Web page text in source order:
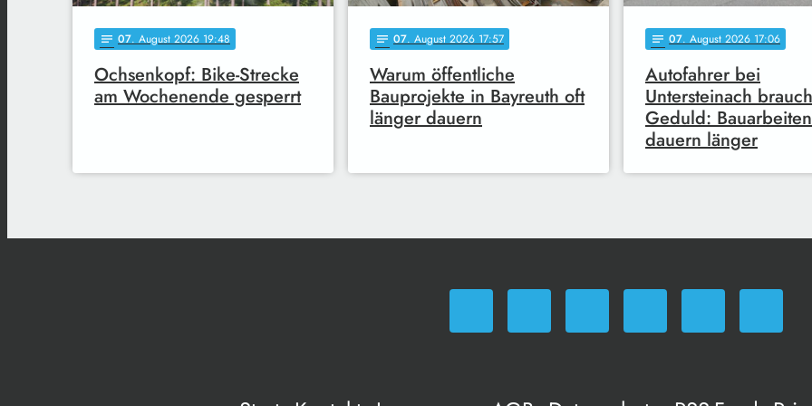
notes 07. August 2026 19:48
Ochsenkopf: Bike-Strecke
am Wochenende gesperrt
notes 07. August 2026 17:57
Warum öffentliche
Bauprojekte in Bayreuth oft
länger dauern
notes 07. August 2026 17:06
Autofahrer bei
Untersteinach
Geduld: Bauarbeiten
dauern länger